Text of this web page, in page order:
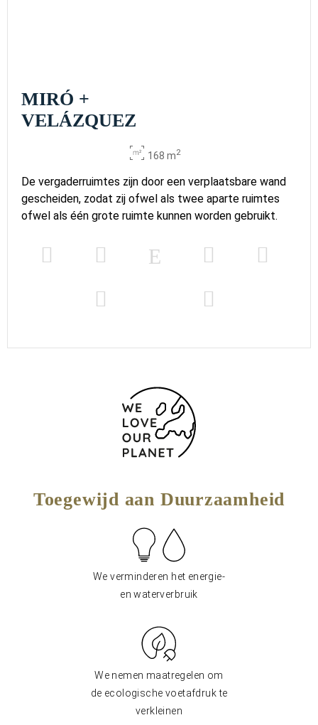
MIRÓ +
VELÁZQUEZ
168 m2
De vergaderruimtes zijn door een verplaatsbare wand
gescheiden, zodat zij ofwel als twee aparte ruimtes
ofwel als één grote ruimte kunnen worden gebruikt.
Toegewijd aan Duurzaamheid
We verminderen het energie-
en waterverbruik
We nemen maatregelen om
de ecologische voetafdruk te
verkleinen